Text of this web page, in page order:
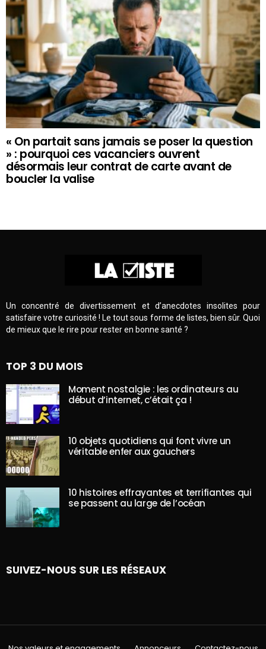
« On partait sans jamais se poser la question
» : pourquoi ces vacanciers ouvrent
désormais leur contrat de carte avant de
boucler la valise
Un concentré de divertissement et d’anecdotes insolites pour
satisfaire votre curiosité ! Le tout sous forme de listes, bien sûr. Quoi
de mieux que le rire pour rester en bonne santé ?
TOP 3 DU MOIS
Moment nostalgie : les ordinateurs au
début d’internet, c’était ça !
10 objets quotidiens qui font vivre un
véritable enfer aux gauchers
10 histoires effrayantes et terrifiantes qui
se passent au large de l’océan
SUIVEZ-NOUS SUR LES RÉSEAUX